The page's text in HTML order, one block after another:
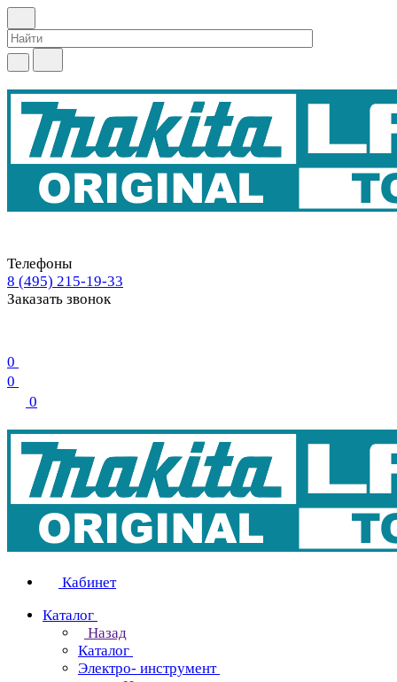
Телефоны
8 (495) 215-19-33
Заказать звонок
0
0
0
Кабинет
Каталог
Назад
Каталог
Электро- инструмент